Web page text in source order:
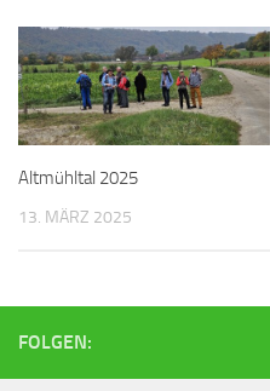
Altmühltal 2025
13. MÄRZ 2025
FOLGEN: